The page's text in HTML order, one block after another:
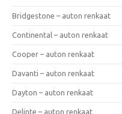
Bridgestone – auton renkaat
Continental – auton renkaat
Cooper – auton renkaat
Davanti – auton renkaat
Dayton – auton renkaat
Delinte – auton renkaat